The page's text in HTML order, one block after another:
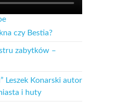
czy Bestia?
zabytków –
Leszek Konarski autor
i huty